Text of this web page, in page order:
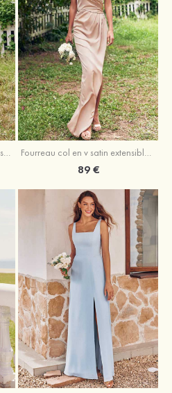
Robe trapèze col bénitier mousseline ras du sol robe de demoiselle d'honneur Fourreau col en v satin extensible asymétrique robe de demoiselle d'honneur
89 €